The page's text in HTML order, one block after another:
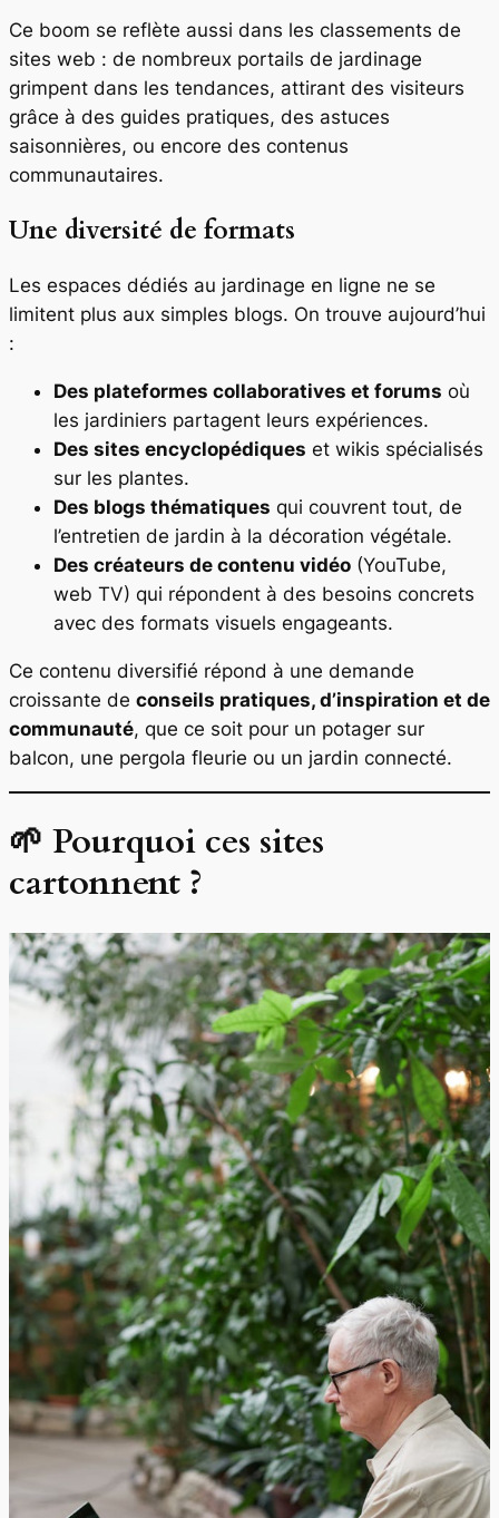
Ce boom se reflète aussi dans les classements de
sites web : de nombreux portails de jardinage
grimpent dans les tendances, attirant des visiteurs
grâce à des guides pratiques, des astuces
saisonnières, ou encore des contenus
communautaires.
Une diversité de formats
Les espaces dédiés au jardinage en ligne ne se
limitent plus aux simples blogs. On trouve aujourd’hui
:
Des plateformes collaboratives et forums où
les jardiniers partagent leurs expériences.
Des sites encyclopédiques et wikis spécialisés
sur les plantes.
Des blogs thématiques qui couvrent tout, de
l’entretien de jardin à la décoration végétale.
Des créateurs de contenu vidéo (YouTube,
web TV) qui répondent à des besoins concrets
avec des formats visuels engageants.
Ce contenu diversifié répond à une demande
croissante de conseils pratiques, d’inspiration et de
communauté, que ce soit pour un potager sur
balcon, une pergola fleurie ou un jardin connecté.
🌱 Pourquoi ces sites
cartonnent ?